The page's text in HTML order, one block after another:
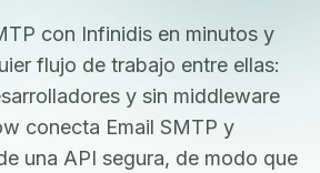
con Infinidis en minutos y
flujo de trabajo entre ellas:
y sin middleware
conecta Email SMTP y
una API segura, de modo que